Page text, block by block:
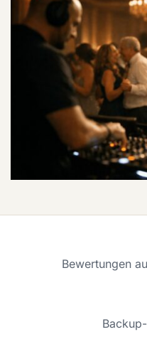
Bewertungen